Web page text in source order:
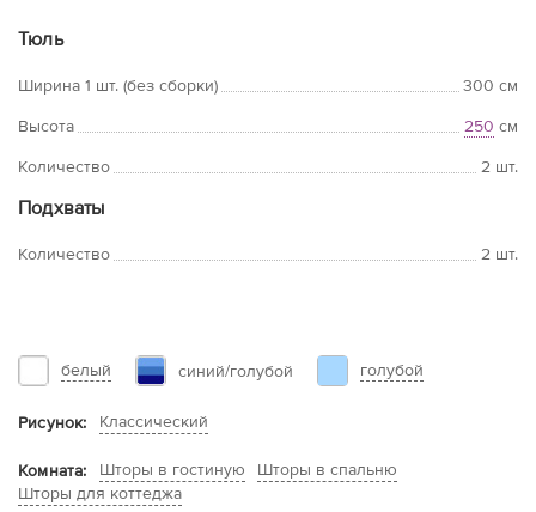
Тюль
Ширина 1 шт. (без сборки)
300 см
Высота
250 см
Количество
2 шт.
Подхваты
Количество 2 шт.
белый синий/голубой голубой
Рисунок: Классический
Комната: Шторы в гостиную
Шторы в спальню
Шторы для коттеджа